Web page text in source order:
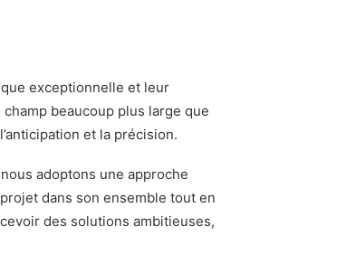
exceptionnelle et leur
beaucoup plus large que
et la précision.
adoptons une approche
dans son ensemble tout en
des solutions ambitieuses,